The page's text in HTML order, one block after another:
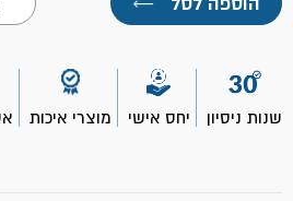
של
רולר
ידית
שנות ניסיון יחס אישי מוצרי איכות